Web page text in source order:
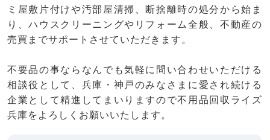
ミ屋敷片付けや汚部屋清掃、断捨離時の処分から始ま
り、ハウスクリーニングやリフォーム全般、不動産の
売買までサポートさせていただきます。
不要品の事ならなんでも気軽に問い合わせいただける
相談役として、兵庫・神戸のみなさまに愛され続ける
企業として精進してまいりますので不用品回収ライズ
兵庫をよろしくお願いいたします。